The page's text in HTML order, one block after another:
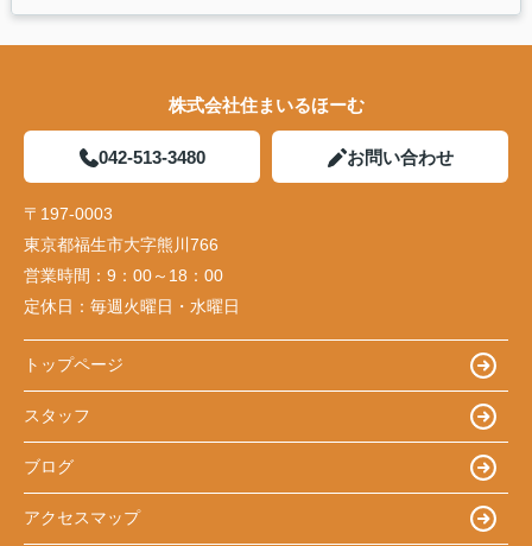
株式会社住まいるほーむ
042-513-3480 お問い合わせ
〒197-0003
東京都福生市大字熊川766
営業時間： 9：00～18：00
定休日： 毎週火曜日・水曜日
トップページ
スタッフ
ブログ
アクセスマップ